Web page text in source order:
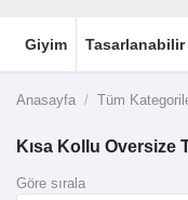
Giyim
Anasayfa Tüm
Kısa Kollu Oversize
Göre sırala